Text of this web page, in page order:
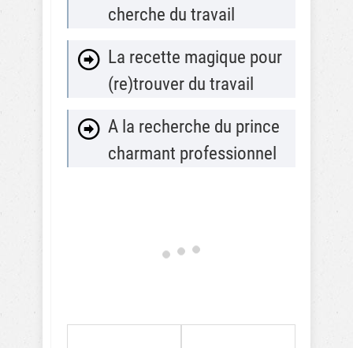
cherche du travail
La recette magique pour
(re)trouver du travail
A la recherche du prince
charmant professionnel